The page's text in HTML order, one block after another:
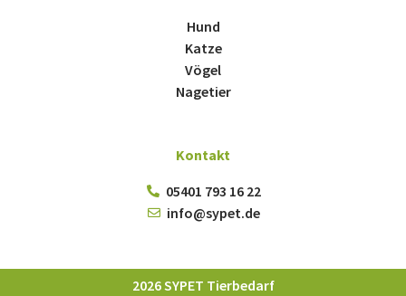
Hund
Katze
Vögel
Nagetier
Kontakt
05401 793 16 22
info@sypet.de
2026 SYPET Tierbedarf